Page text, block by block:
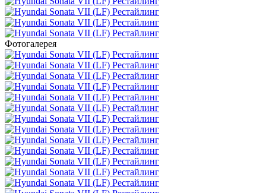
Фотогалерея